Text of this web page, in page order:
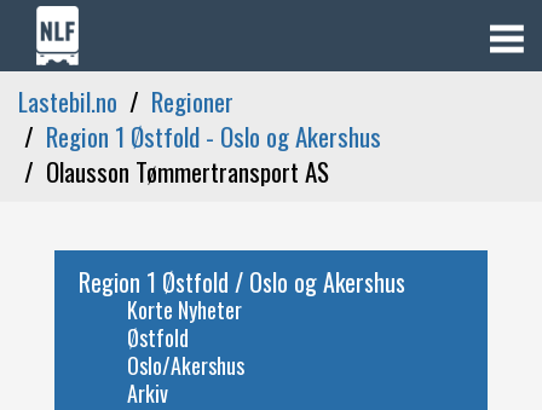
Lastebil.no
Regioner
Region 1 Østfold - Oslo og Akershus
Olausson Tømmertransport AS
Region 1 Østfold / Oslo og Akershus
Korte Nyheter
Østfold
Oslo/Akershus
Arkiv